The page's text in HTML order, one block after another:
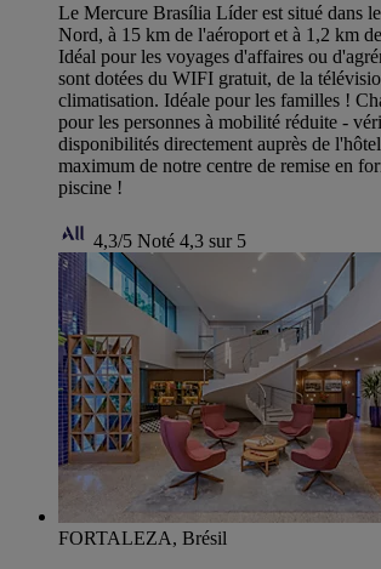
Le Mercure Brasília Líder est situé dans
Nord, à 15 km de l'aéroport et à 1,2 km
Idéal pour les voyages d'affaires ou
sont dotées du WIFI gratuit, de la
climatisation. Idéale pour les familles !
pour les personnes à mobilité réduite -
disponibilités directement auprès de
maximum de notre centre de remise en
piscine !
4,3/5 Noté 4,3 sur 5
FORTALEZA, Brésil